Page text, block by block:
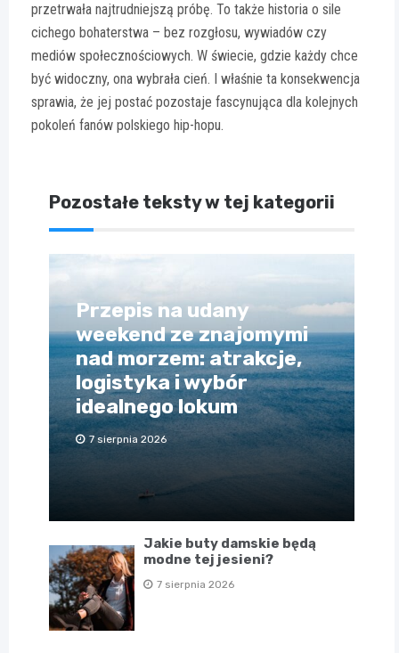
przetrwała najtrudniejszą próbę. To także historia o sile
cichego bohaterstwa – bez rozgłosu, wywiadów czy
mediów społecznościowych. W świecie, gdzie każdy chce
być widoczny, ona wybrała cień. I właśnie ta konsekwencja
sprawia, że jej postać pozostaje fascynująca dla kolejnych
pokoleń fanów polskiego hip-hopu.
Pozostałe teksty w tej kategorii
Przepis na udany
weekend ze znajomymi
nad morzem: atrakcje,
logistyka i wybór
idealnego lokum
7 sierpnia 2026
Jakie buty damskie będą
modne tej jesieni?
7 sierpnia 2026